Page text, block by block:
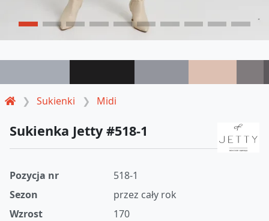
Sukienki Midi
Sukienka Jetty #518-1
Pozycja nr
518-1
Sezon
przez cały rok
Wzrost
170